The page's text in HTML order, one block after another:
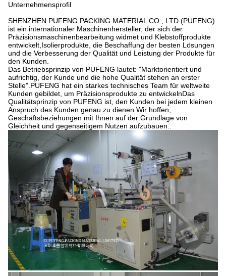
Unternehmensprofil
SHENZHEN PUFENG PACKING MATERIAL CO., LTD (PUFENG)
ist ein internationaler Maschinenhersteller, der sich der
Präzisionsmaschinenbearbeitung widmet und Klebstoffprodukte
entwickelt,Isolierprodukte, die Beschaffung der besten Lösungen
und die Verbesserung der Qualität und Leistung der Produkte für
den Kunden.
Das Betriebsprinzip von PUFENG lautet: "Marktorientiert und
aufrichtig, der Kunde und die hohe Qualität stehen an erster
Stelle".PUFENG hat ein starkes technisches Team für weltweite
Kunden gebildet, um Präzisionsprodukte zu entwickelnDas
Qualitätsprinzip von PUFENG ist, den Kunden bei jedem kleinen
Anspruch des Kunden genau zu dienen.Wir hoffen,
Geschäftsbeziehungen mit Ihnen auf der Grundlage von
Gleichheit und gegenseitigem Nutzen aufzubauen..